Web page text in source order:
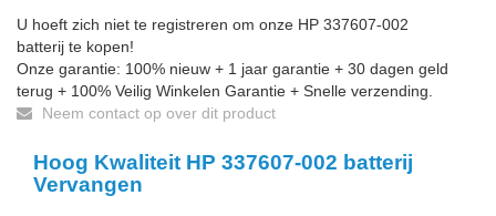
U hoeft zich niet te registreren om onze HP 337607-002
batterij te kopen!
Onze garantie: 100% nieuw + 1 jaar garantie + 30 dagen geld
terug + 100% Veilig Winkelen Garantie + Snelle verzending.
Neem contact op over dit product
Hoog Kwaliteit HP 337607-002 batterij
Vervangen